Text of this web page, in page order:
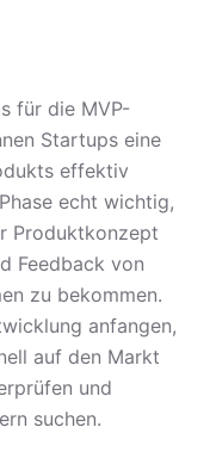
für die MVP-
Startups eine
effektiv
echt wichtig,
Produktkonzept
Feedback von
zu bekommen.
anfangen,
auf den Markt
und
suchen.